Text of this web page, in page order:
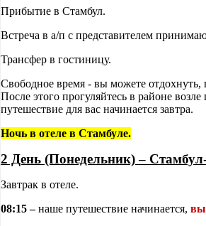
Прибытие в Стамбул.
Встреча в а/п с представителем
Трансфер в гостиницу.
Свободное время - вы можете отдохнуть,
После этого прогуляйтесь в районе
путешествие для вас начинается завтра.
Ночь в отеле в Стамбуле.
2 День (Понедельник) –
Завтрак в отеле.
08:15 –наше путешествие начинается, вы